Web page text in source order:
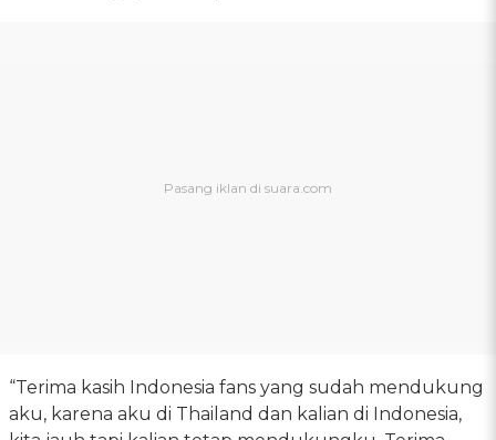
“Terima kasih Indonesia fans yang sudah mendukung
aku, karena aku di Thailand dan kalian di Indonesia,